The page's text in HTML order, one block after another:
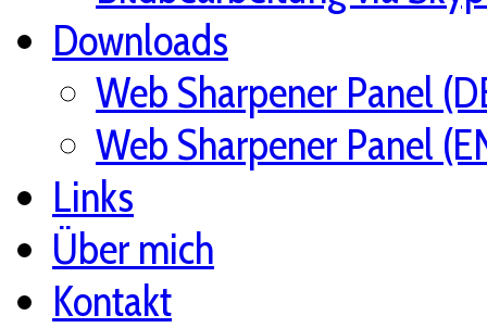
Downloads
Web Sharpener Panel
Web Sharpener Panel
Links
Über mich
Kontakt